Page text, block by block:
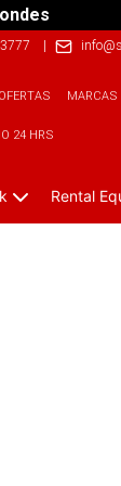
|
OFERTAS MARCAS
24 HRS
Rental